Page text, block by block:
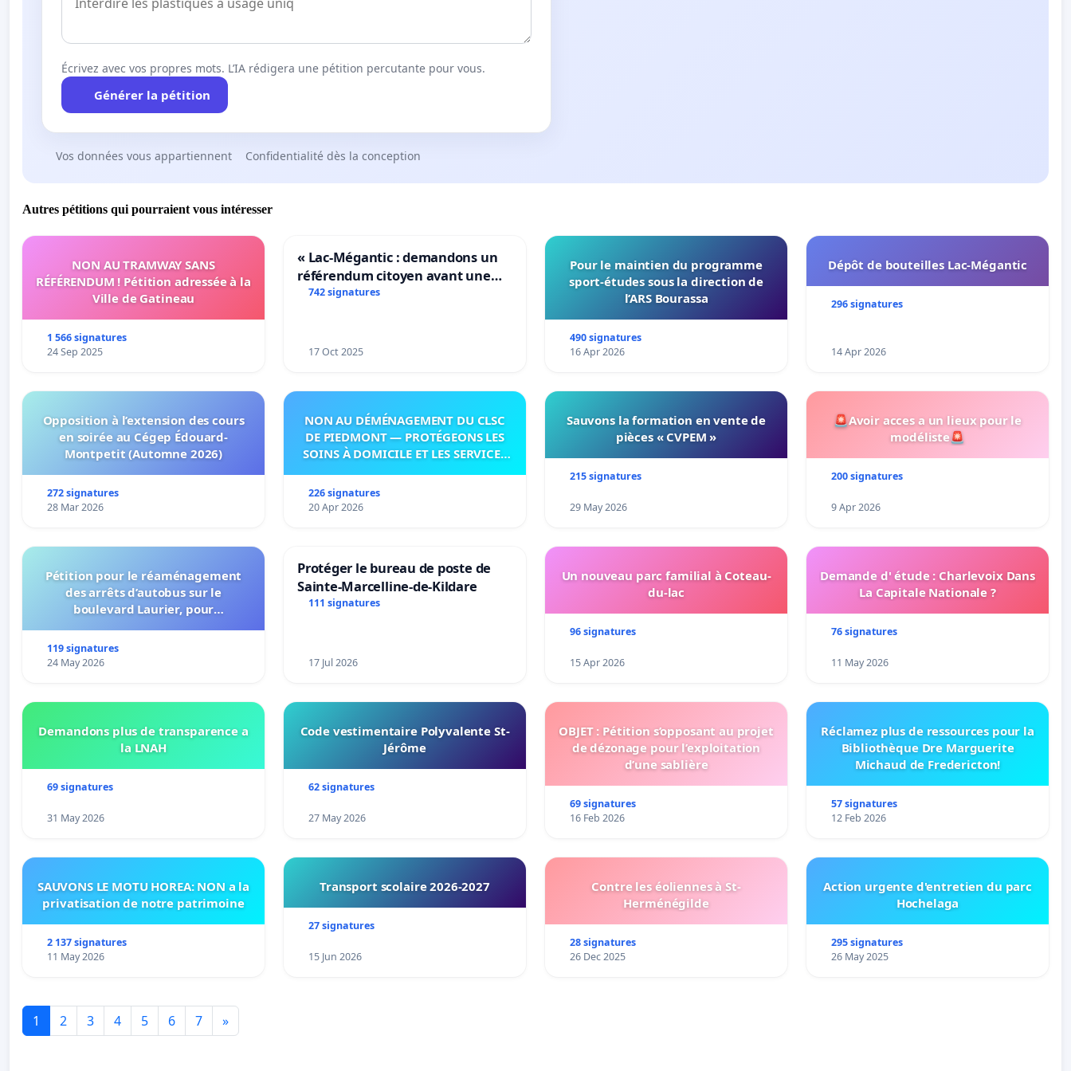
Écrivez avec vos propres mots. L’IA rédigera une pétition percutante pour vous.
Générer la pétition
Vos données vous appartiennent Confidentialité dès la conception
Autres pétitions qui pourraient vous intéresser
NON AU TRAMWAY SANS
RÉFÉRENDUM ! Pétition adressée à la
Ville de Gatineau
1 566 signatures
24 Sep 2025
« Lac-Mégantic : demandons un
référendum citoyen avant une
transformation irréversible de
742 signatures
17 Oct 2025
Pour le maintien du programme
sport-études sous la direction de
l’ARS Bourassa
490 signatures
16 Apr 2026
Dépôt de bouteilles Lac-Mégantic
296 signatures
14 Apr 2026
Opposition à l’extension des cours
en soirée au Cégep Édouard-
Montpetit (Automne 2026)
272 signatures
28 Mar 2026
NON AU DÉMÉNAGEMENT DU CLSC
DE PIEDMONT — PROTÉGEONS LES
SOINS À DOMICILE ET LES SERVICES
226 signatures
20 Apr 2026
Sauvons la formation en vente de
pièces « CVPEM »
215 signatures
29 May 2026
🚨Avoir acces a un lieux pour le
modéliste🚨
200 signatures
9 Apr 2026
Pétition pour le réaménagement
des arrêts d’autobus sur le
boulevard Laurier, pour
connexion 805-802 à établir
119 signatures
24 May 2026
Protéger le bureau de poste de
Sainte-Marcelline-de-Kildare
111 signatures
17 Jul 2026
Un nouveau parc familial à Coteau-
du-lac
96 signatures
15 Apr 2026
Demande d' étude : Charlevoix Dans
La Capitale Nationale ?
76 signatures
11 May 2026
Demandons plus de transparence a
la LNAH
69 signatures
31 May 2026
Code vestimentaire Polyvalente St-
Jérôme
62 signatures
27 May 2026
OBJET : Pétition s’opposant au projet
de dézonage pour l’exploitation
d’une sablière
69 signatures
16 Feb 2026
Réclamez plus de ressources pour la
Bibliothèque Dre Marguerite
Michaud de Fredericton!
57 signatures
12 Feb 2026
SAUVONS LE MOTU HOREA: NON a la
privatisation de notre patrimoine
2 137 signatures
11 May 2026
Transport scolaire 2026-2027
27 signatures
15 Jun 2026
Contre les éoliennes à St-
Herménégilde
28 signatures
26 Dec 2025
Action urgente d'entretien du parc
Hochelaga
295 signatures
26 May 2025
1 2 3 4 5 6 7 »